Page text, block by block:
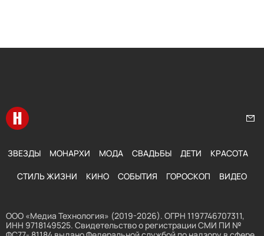
Перейти на главную
ЗВЕЗДЫ МОНАРХИ МОДА СВАДЬБЫ ДЕТИ КРАСОТА
СТИЛЬ ЖИЗНИ КИНО СОБЫТИЯ ГОРОСКОП ВИДЕО
ООО «Медиа Технология» (2019-2026). ОГРН 1197746707311,
ИНН 9718149525. Свидетельство о регистрации СМИ ПИ №